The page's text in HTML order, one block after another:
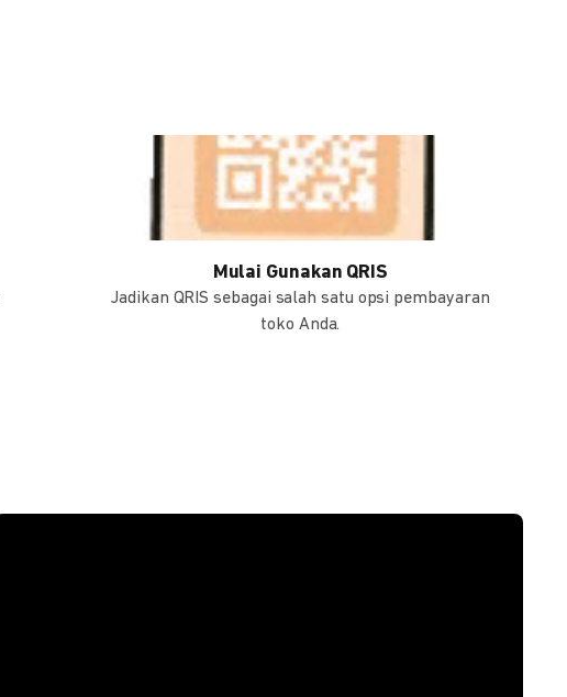
Mulai Gunakan QRIS
Jadikan QRIS sebagai salah satu opsi pembayaran
toko Anda.